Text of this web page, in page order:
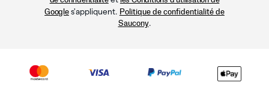
Googles'appliquent. Politique de confidentialité de
Saucony.